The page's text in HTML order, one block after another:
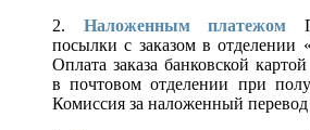
2. Наложенным платежом
посылки с заказом в отделении
Оплата заказа банковской
в почтовом отделении при
Комиссия за наложенный перевод